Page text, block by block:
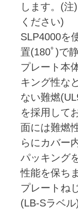
します。(
ください)
SLP4000を
置(180ﾟ)で
プレート本
キング性な
ない難燃
を採用して
面には難燃
らにカバー
パッキング
性能を保ち
プレートね
(LB-Sラベ